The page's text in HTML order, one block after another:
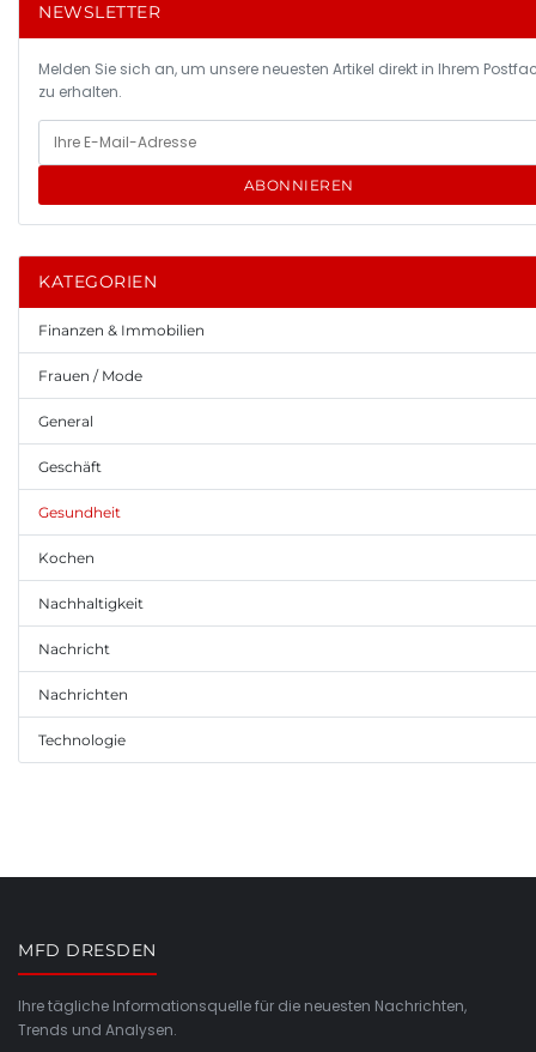
NEWSLETTER
Melden Sie sich an, um unsere neuesten Artikel direkt in Ihrem
zu erhalten.
ABONNIEREN
KATEGORIEN
Finanzen & Immobilien
Frauen / Mode
General
Geschäft
Gesundheit
Kochen
Nachhaltigkeit
Nachricht
Nachrichten
Technologie
MFD DRESDEN
Ihre tägliche Informationsquelle für die neuesten Nachrichten,
Trends und Analysen.